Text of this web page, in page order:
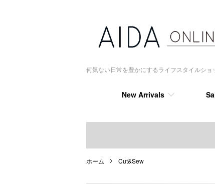
何気ない日常を豊かにするライフスタイルショ
New Arrivals
ホーム Cut&Sew